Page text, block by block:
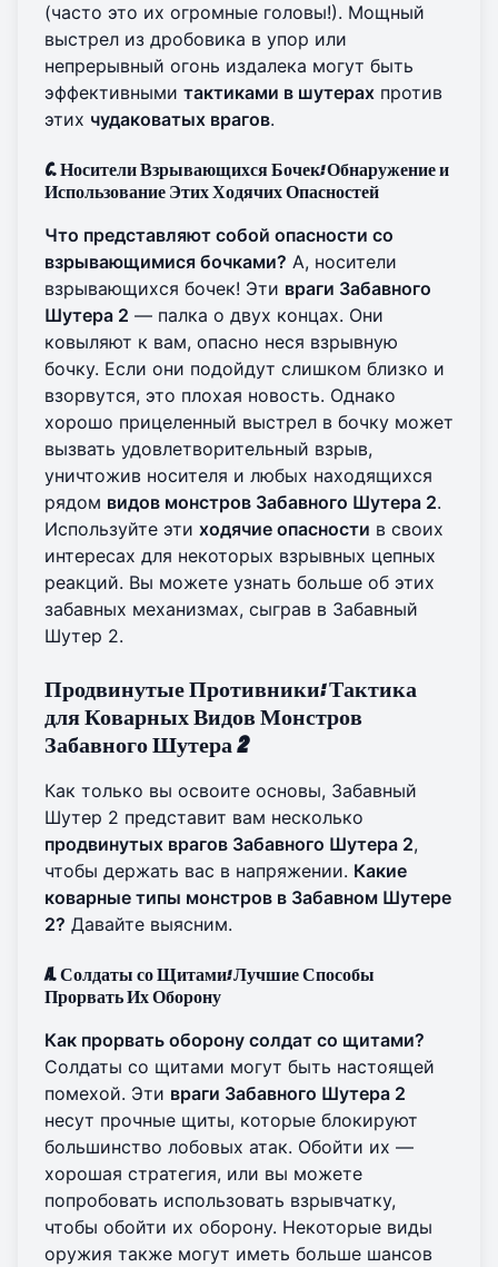
(часто это их огромные головы!). Мощный
выстрел из дробовика в упор или
непрерывный огонь издалека могут быть
эффективными тактиками в шутерах против
этих чудаковатых врагов.
C. Носители Взрывающихся Бочек: Обнаружение и
Использование Этих Ходячих Опасностей
Что представляют собой опасности со
взрывающимися бочками? А, носители
взрывающихся бочек! Эти враги Забавного
Шутера 2 — палка о двух концах. Они
ковыляют к вам, опасно неся взрывную
бочку. Если они подойдут слишком близко и
взорвутся, это плохая новость. Однако
хорошо прицеленный выстрел в бочку может
вызвать удовлетворительный взрыв,
уничтожив носителя и любых находящихся
рядом видов монстров Забавного Шутера 2.
Используйте эти ходячие опасности в своих
интересах для некоторых взрывных цепных
реакций. Вы можете узнать больше об этих
забавных механизмах, сыграв в Забавный
Шутер 2.
Продвинутые Противники: Тактика
для Коварных Видов Монстров
Забавного Шутера 2
Как только вы освоите основы, Забавный
Шутер 2 представит вам несколько
продвинутых врагов Забавного Шутера 2,
чтобы держать вас в напряжении. Какие
коварные типы монстров в Забавном Шутере
2? Давайте выясним.
A. Солдаты со Щитами: Лучшие Способы
Прорвать Их Оборону
Как прорвать оборону солдат со щитами?
Солдаты со щитами могут быть настоящей
помехой. Эти враги Забавного Шутера 2
несут прочные щиты, которые блокируют
большинство лобовых атак. Обойти их —
хорошая стратегия, или вы можете
попробовать использовать взрывчатку,
чтобы обойти их оборону. Некоторые виды
оружия также могут иметь больше шансов